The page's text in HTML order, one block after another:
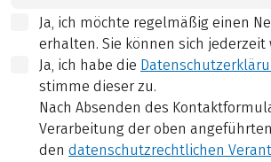
Ja, ich möchte regelmäßig einen
erhalten. Sie können sich jederzeit
Ja, ich habe die
stimme dieser zu.
Nach Absenden des
Verarbeitung der oben
den datenschutzrechtlichen